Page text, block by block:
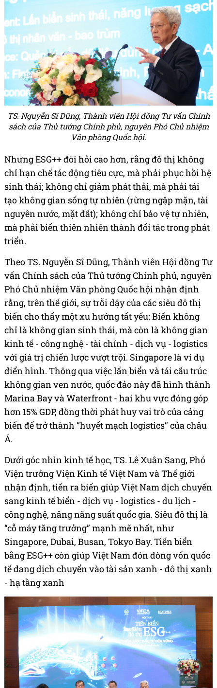
TS. Nguyễn Sĩ Dũng, Thành viên Hội đồng Tư vấn Chính
sách của Thủ tướng Chính phủ, nguyên Phó Chủ nhiệm
Văn phòng Quốc hội.
Nhưng ESG++ đòi hỏi cao hơn, rằng đô thị không
chỉ hạn chế tác động tiêu cực, mà phải phục hồi hệ
sinh thái; không chỉ giảm phát thải, mà phải tái
tạo không gian sống tự nhiên (rừng ngập mặn, tài
nguyên nước, mặt đất); không chỉ bảo vệ tự nhiên,
mà phải biến thiên nhiên thành đối tác trong phát
triển.
Theo TS. Nguyễn Sĩ Dũng, Thành viên Hội đồng Tư
vấn Chính sách của Thủ tướng Chính phủ, nguyên
Phó Chủ nhiệm Văn phòng Quốc hội nhận định
rằng, trên thế giới, sự trỗi dậy của các siêu đô thị
biển cho thấy một xu hướng tất yếu: Biển không
chỉ là không gian sinh thái, mà còn là không gian
kinh tế - công nghệ - tài chính - dịch vụ - logistics
với giá trị chiến lược vượt trội. Singapore là ví dụ
điển hình. Thông qua việc lấn biển và tái cấu trúc
không gian ven nước, quốc đảo này đã hình thành
Marina Bay và Waterfront - hai khu vực đóng góp
hơn 15% GDP, đồng thời phát huy vai trò của cảng
biển để trở thành “huyết mạch logistics” của châu
Á.
Dưới góc nhìn kinh tế học, TS. Lê Xuân Sang, Phó
Viện trưởng Viện Kinh tế Việt Nam và Thế giới
nhận định, tiến ra biển giúp Việt Nam dịch chuyển
sang kinh tế biển - dịch vụ - logistics - du lịch -
công nghệ, nâng năng suất quốc gia. Siêu đô thị là
“cỗ máy tăng trưởng” mạnh mẽ nhất, như
Singapore, Dubai, Busan, Tokyo Bay. Tiến biển
bằng ESG++ còn giúp Việt Nam đón dòng vốn quốc
tế đang dịch chuyển vào tài sản xanh - đô thị xanh
- hạ tầng xanh